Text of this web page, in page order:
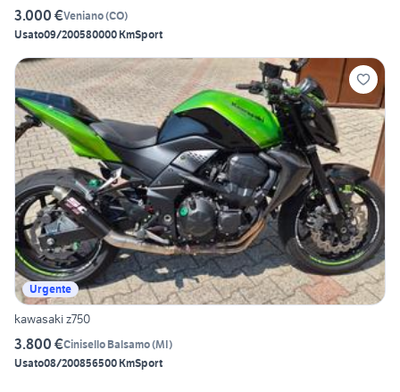
3.000 €Veniano(CO)
Usato09/200580000 KmSport
Urgente
kawasaki z750
3.800 €Cinisello Balsamo(MI)
Usato08/200856500 KmSport